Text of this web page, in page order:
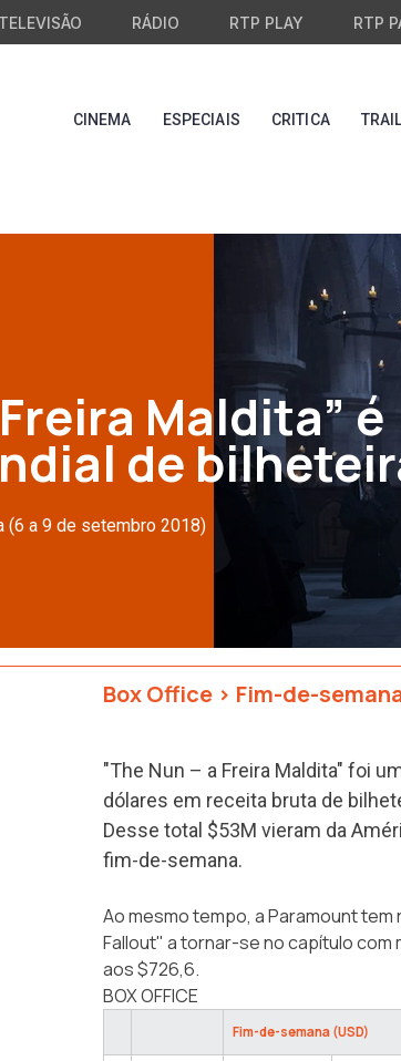
TELEVISÃO RÁDIO RTP PLAY RTP
CINEMA ESPECIAIS CRITICA
Maldita” é
de
(6 a 9 de setembro 2018)
Box Office > Fim-de-
"The Nun – a Freira Maldita" foi
dólares em receita bruta de
Desse total $53M vieram da
fim-de-semana.
Ao mesmo tempo, a Paramount
Fallout" a tornar-se no capítulo com
aos $726,6.
BOX OFFICE
Fim-de-semana (USD)